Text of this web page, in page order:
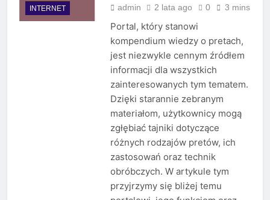
INTERNET admin 2 lata ago 0 3 mins
Portal, który stanowi
kompendium wiedzy o pretach,
jest niezwykle cennym źródłem
informacji dla wszystkich
zainteresowanych tym tematem.
Dzięki starannie zebranym
materiałom, użytkownicy mogą
zgłębiać tajniki dotyczące
różnych rodzajów pretów, ich
zastosowań oraz technik
obróbczych. W artykule tym
przyjrzymy się bliżej temu